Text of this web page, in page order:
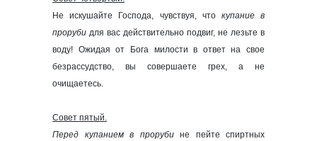
Не искушайте Господа, чувствуя, что купание в
проруби для вас действительно подвиг, не лезьте в
воду! Ожидая от Бога милости в ответ на свое
безрассудство, вы совершаете грех, а не
очищаетесь.
Совет пятый.
Перед купанием в прорубине пейте спиртных